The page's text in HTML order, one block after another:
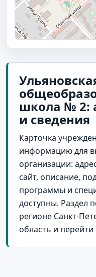
школа № 2:
и сведения
Карточка
информацию для
организации:
сайт, описание,
программы и
доступны. Раздел
регионе Санкт-
область и